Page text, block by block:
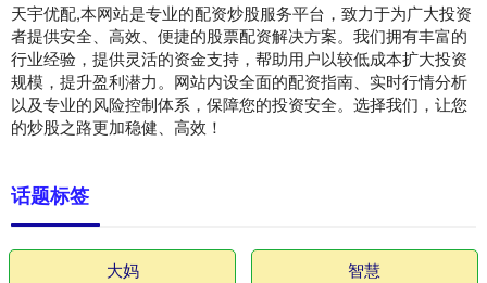
天宇优配,本网站是专业的配资炒股服务平台，致力于为广大投资
者提供安全、高效、便捷的股票配资解决方案。我们拥有丰富的
行业经验，提供灵活的资金支持，帮助用户以较低成本扩大投资
规模，提升盈利潜力。网站内设全面的配资指南、实时行情分析
以及专业的风险控制体系，保障您的投资安全。选择我们，让您
的炒股之路更加稳健、高效！
话题标签
大妈 智慧